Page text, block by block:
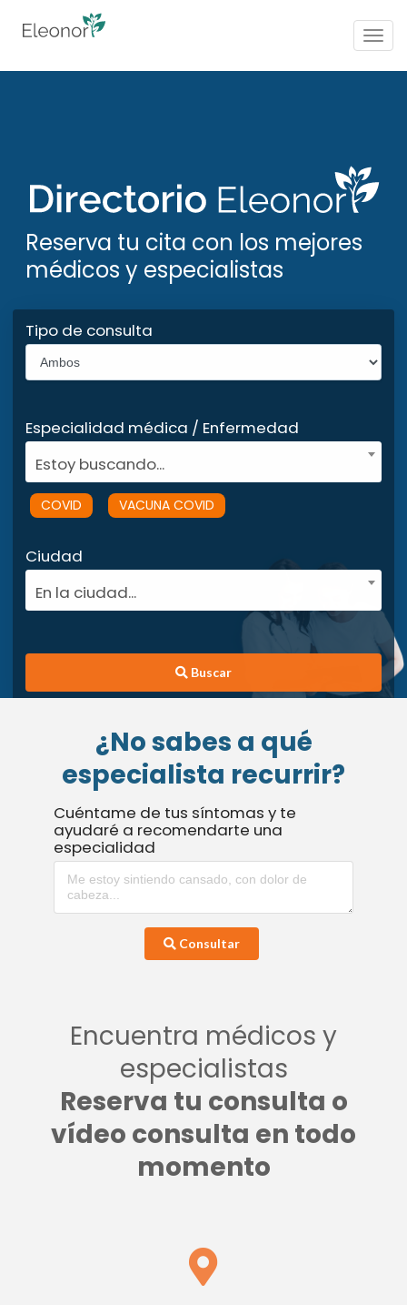
Reserva tu cita con los mejores
médicos y especialistas
Tipo de consulta
Especialidad médica / Enfermedad
Estoy buscando...
COVID VACUNA COVID
Ciudad
En la ciudad...
Buscar
¿No sabes a qué
especialista recurrir?
Cuéntame de tus síntomas y te
ayudaré a recomendarte una
especialidad
Consultar
Encuentra médicos y
especialistas
Reserva tu consulta o
vídeo consulta en todo
momento